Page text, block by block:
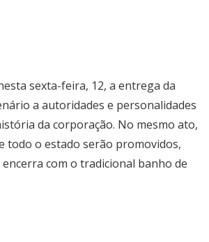
sexta-feira, 12, a entrega da
a autoridades e personalidades
da corporação. No mesmo ato,
todo o estado serão promovidos,
com o tradicional banho de